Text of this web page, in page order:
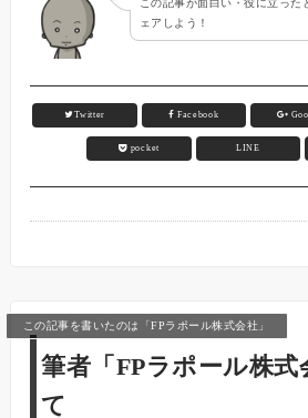
ェアしよう！
Twitter Facebook
pocket LINE
この記事を書いたのは「FPラポール株式会社」
筆者「FPラポール株式
て